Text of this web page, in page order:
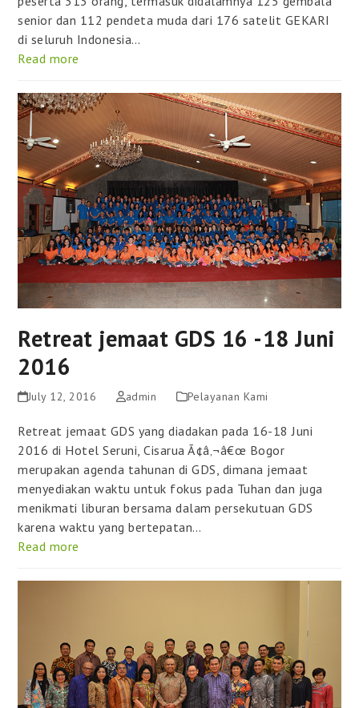
senior dan 112 pendeta muda dari 176 satelit GEKARI
di seluruh Indonesia…
Read more
Retreat jemaat GDS 16 -18 Juni
2016
July 12, 2016 admin Pelayanan Kami
Retreat jemaat GDS yang diadakan pada 16-18 Juni
2016 di Hotel Seruni, Cisarua Ã¢â‚¬â€œ Bogor
merupakan agenda tahunan di GDS, dimana jemaat
menyediakan waktu untuk fokus pada Tuhan dan juga
menikmati liburan bersama dalam persekutuan GDS
karena waktu yang bertepatan…
Read more